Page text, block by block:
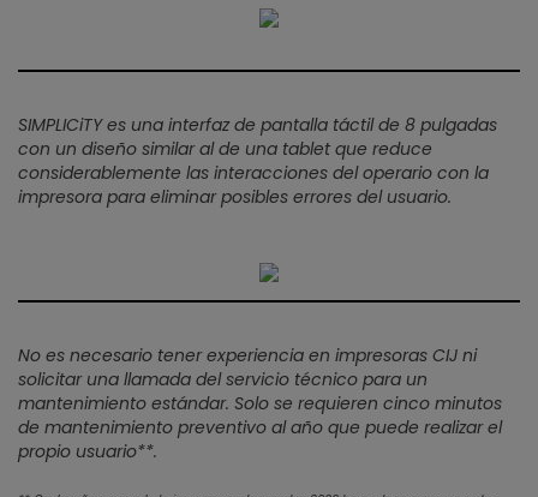
SIMPLICiTY es una interfaz de pantalla táctil de 8 pulgadas
con un diseño similar al de una tablet que reduce
considerablemente las interacciones del operario con la
impresora para eliminar posibles errores del usuario.
No es necesario tener experiencia en impresoras CIJ ni
solicitar una llamada del servicio técnico para un
mantenimiento estándar. Solo se requieren cinco minutos
de mantenimiento preventivo al año que puede realizar el
propio usuario**.